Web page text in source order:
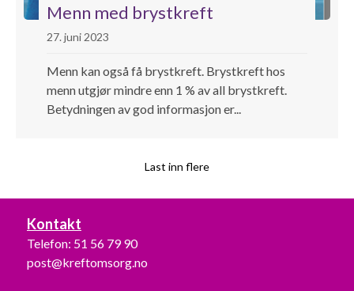
Menn med brystkreft
27. juni 2023
Menn kan også få brystkreft. Brystkreft hos
menn utgjør mindre enn 1 % av all brystkreft.
Betydningen av god informasjon er...
Last inn flere
Kontakt
Telefon: 51 56 79 90
post@kreftomsorg.no